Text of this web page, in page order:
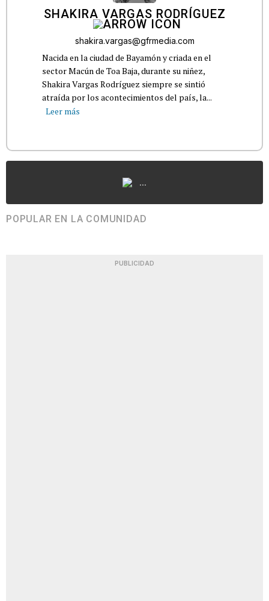
SHAKIRA VARGAS RODRÍGUEZ
shakira.vargas@gfrmedia.com
Nacida en la ciudad de Bayamón y criada en el
sector Macún de Toa Baja, durante su niñez,
Shakira Vargas Rodríguez siempre se sintió
atraída por los acontecimientos del país, la...
Leer más
...
POPULAR EN LA COMUNIDAD
PUBLICIDAD